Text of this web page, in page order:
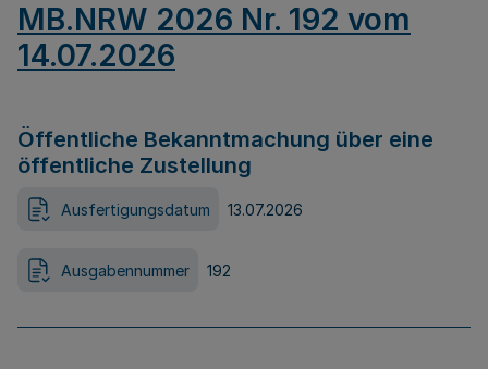
MB.NRW 2026 Nr. 192 vom
14.07.2026
Öffentliche Bekanntmachung über eine
öffentliche Zustellung
Ausfertigungsdatum 13.07.2026
Ausgabennummer 192